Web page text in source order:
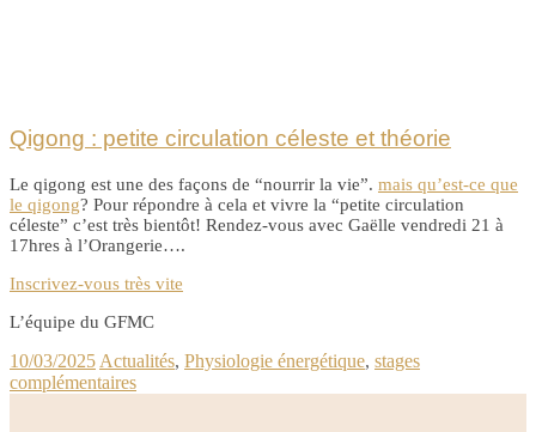
Qigong : petite circulation céleste et théorie
Le qigong est une des façons de “nourrir la vie”. mais qu’est-ce que
le qigong? Pour répondre à cela et vivre la “petite circulation
céleste” c’est très bientôt! Rendez-vous avec Gaëlle vendredi 21 à
17hres à l’Orangerie….
Inscrivez-vous très vite
L’équipe du GFMC
10/03/2025 Actualités, Physiologie énergétique, stages
complémentaires